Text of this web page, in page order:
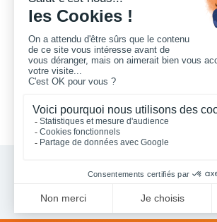
Concepteur et fournisseur de mobilier
Cofradis répond aux besoins
services des collectivités locales, des
de travaux publics, lycées, écoles.
Nous contacter
Vos achats collectivités en